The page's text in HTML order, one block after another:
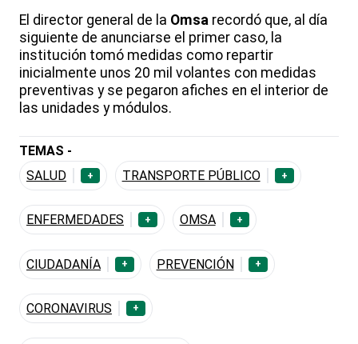
El director general de la Omsa recordó que, al día
siguiente de anunciarse el primer caso, la
institución tomó medidas como repartir
inicialmente unos 20 mil volantes con medidas
preventivas y se pegaron afiches en el interior de
las unidades y módulos.
TEMAS -
SALUD
+ TRANSPORTE PÚBLICO +
ENFERMEDADES + OMSA +
CIUDADANÍA + PREVENCIÓN +
CORONAVIRUS +